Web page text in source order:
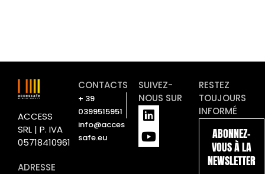
ACCESS
SRL | P. IVA
05718410961
ADRESSE
CONTACTS
+ 39
0399515951
info@acces
safe.eu
SUIVEZ-
NOUS SUR
L
i
n
k
Y
o
u
t
RESTEZ
TOUJOURS
INFORMÉ
ABONNEZ-
VOUS À LA
NEWSLETTER